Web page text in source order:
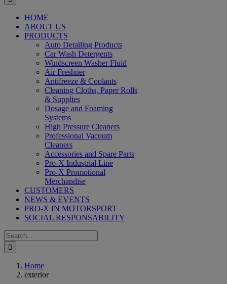
HOME
ABOUT US
PRODUCTS
Auto Detailing Products
Car Wash Detergents
Windscreen Washer Fluid
Air Freshner
Antifreeze & Coolants
Cleaning Cloths, Paper Rolls
& Supplies
Dosage and Foaming
Systems
High Pressure Cleaners
Professional Vacuum
Cleaners
Accessories and Spare Parts
Pro-X Industrial Line
Pro-X Promotional
Merchandise
CUSTOMERS
NEWS & EVENTS
PRO-X IN MOTORSPORT
SOCIAL RESPONSABILITY
Search
for:
Home
exterior